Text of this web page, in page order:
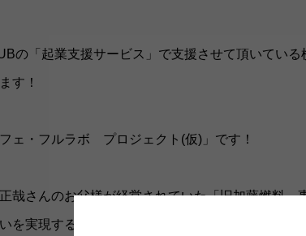
の「起業支援サービス」で支援させて頂いてい
す！
ェ・フルラボ プロジェクト(仮)」です！
哉さんのお父様が経営されていた「旧加藤燃料
を実現する空間を、2024年7月オープン目処で造り